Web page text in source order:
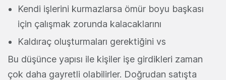
Kendi işlerini kurmazlarsa ömür boyu başkası
için çalışmak zorunda kalacaklarını
Kaldıraç oluşturmaları gerektiğini vs
Bu düşünce yapısı ile kişiler işe girdikleri zaman
çok daha gayretli olabilirler. Doğrudan satışta